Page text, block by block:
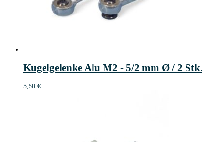
Kugelgelenke Alu M2 - 5/2 mm Ø / 2 Stk.
5,50 €